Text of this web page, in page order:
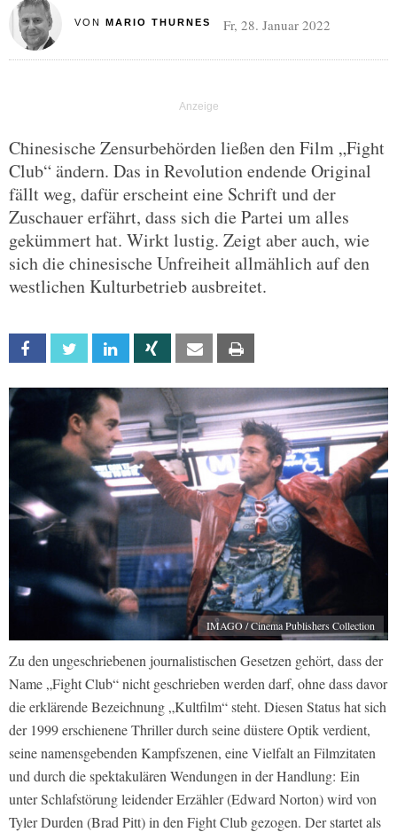
VON MARIO THURNES Fr, 28. Januar 2022
Chinesische Zensurbehörden ließen den Film „Fight
Club“ ändern. Das in Revolution endende Original
fällt weg, dafür erscheint eine Schrift und der
Zuschauer erfährt, dass sich die Partei um alles
gekümmert hat. Wirkt lustig. Zeigt aber auch, wie
sich die chinesische Unfreiheit allmählich auf den
westlichen Kulturbetrieb ausbreitet.
Facebook Twitter Linkedin Xing Email
IMAGO / Cinema Publishers Collection
Zu den ungeschriebenen journalistischen Gesetzen gehört, dass der
Name „Fight Club“ nicht geschrieben werden darf, ohne dass davor
die erklärende Bezeichnung „Kultfilm“ steht. Diesen Status hat sich
der 1999 erschienene Thriller durch seine düstere Optik verdient,
seine namensgebenden Kampfszenen, eine Vielfalt an Filmzitaten
und durch die spektakulären Wendungen in der Handlung: Ein
unter Schlafstörung leidender Erzähler (Edward Norton) wird von
Tyler Durden (Brad Pitt) in den Fight Club gezogen. Der startet als